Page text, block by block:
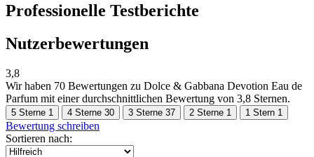
Professionelle Testberichte
Nutzerbewertungen
3,8
Wir haben 70 Bewertungen zu Dolce & Gabbana Devotion Eau de
Parfum mit einer durchschnittlichen Bewertung von 3,8 Sternen.
5 Sterne 1 4 Sterne 30 3 Sterne 37 2 Sterne 1 1 Stern 1
Bewertung schreiben
Sortieren nach: